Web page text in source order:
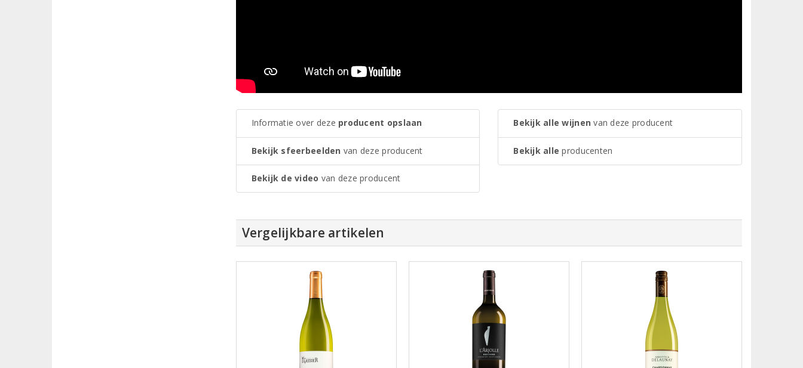
Informatie over deze producent opslaan
Bekijk sfeerbeelden van deze producent
Bekijk de video van deze producent
Bekijk alle wijnen van deze producent
Bekijk alle producenten
Vergelijkbare artikelen